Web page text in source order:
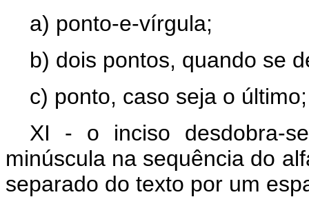
a) ponto-e-vírgula;
b) dois pontos, quando se
c) ponto, caso seja o último;
XI - o inciso desdobra-
minúscula na sequência do
separado do texto por um